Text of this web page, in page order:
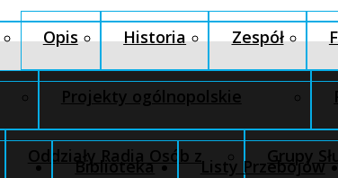
Opis Historia Zespół
Projekty ogólnopolskie
Oddziały Radia Osób z Grupy
Biblioteka Listy Przebojów